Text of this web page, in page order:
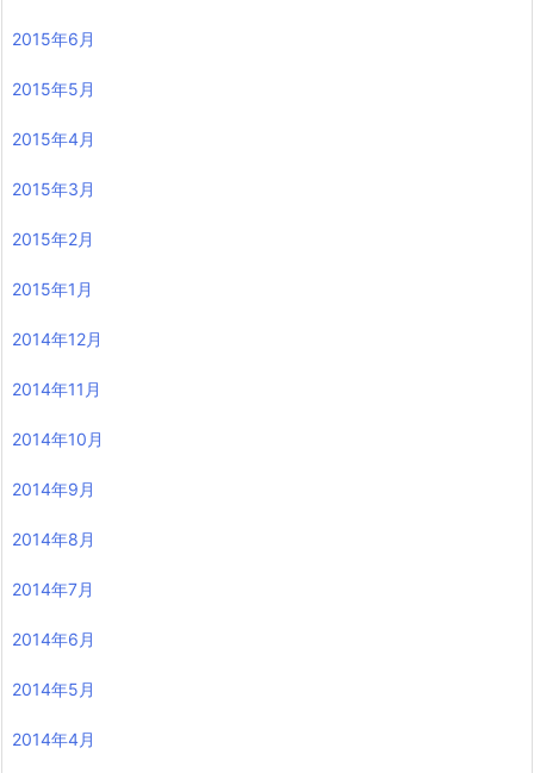
2015年6月
2015年5月
2015年4月
2015年3月
2015年2月
2015年1月
2014年12月
2014年11月
2014年10月
2014年9月
2014年8月
2014年7月
2014年6月
2014年5月
2014年4月